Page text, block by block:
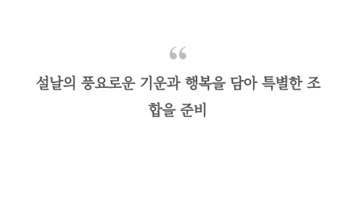
설날의 풍요로운 기운과 행복을 담아 특별한 조
합을 준비